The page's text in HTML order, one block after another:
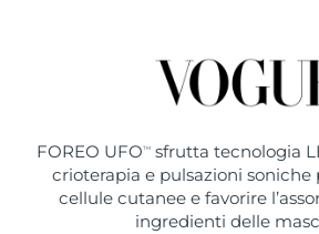
FOREO UFO TMsfrutta tecnologia
crioterapia e pulsazioni soniche
cellule cutanee e favorire
ingredienti delle